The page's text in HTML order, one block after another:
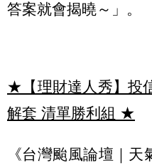
答案就會揭曉～」。
★【理財達人秀】投
解套 清單勝利組 ★
《台灣颱風論壇｜